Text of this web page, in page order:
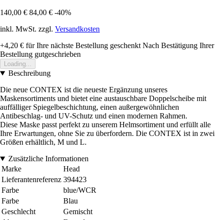
140,00 € 84,00 € -40%
inkl. MwSt. zzgl. Versandkosten
+4,20 € für Ihre nächste Bestellung geschenkt Nach Bestätigung Ihrer
Bestellung gutgeschrieben
Loading...
Beschreibung
Die neue CONTEX ist die neueste Ergänzung unseres
Maskensortiments und bietet eine austauschbare Doppelscheibe mit
auffälliger Spiegelbeschichtung, einen außergewöhnlichen
Antibeschlag- und UV-Schutz und einen modernen Rahmen.
Diese Maske passt perfekt zu unserem Helmsortiment und erfüllt alle
Ihre Erwartungen, ohne Sie zu überfordern. Die CONTEX ist in zwei
Größen erhältlich, M und L.
Zusätzliche Informationen
Marke
Head
Lieferantenreferenz 394423
Farbe
blue/WCR
Farbe
Blau
Geschlecht
Gemischt